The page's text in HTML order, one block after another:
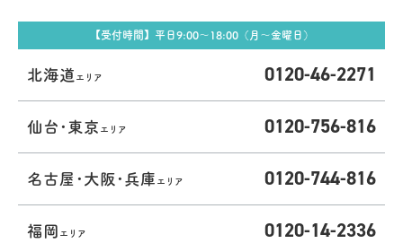
【受付時間】平日9:00〜18:00（月〜金曜日）
北海道 エリア 0120-46-2271
仙台･東京 エリア 0120-756-816
名古屋･大阪･兵庫 エリア 0120-744-816
福岡 エリア 0120-14-2336